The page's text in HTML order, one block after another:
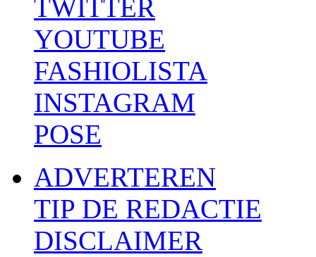
TWITTER
YOUTUBE
FASHIOLISTA
INSTAGRAM
POSE
ADVERTEREN
TIP DE REDACTIE
DISCLAIMER